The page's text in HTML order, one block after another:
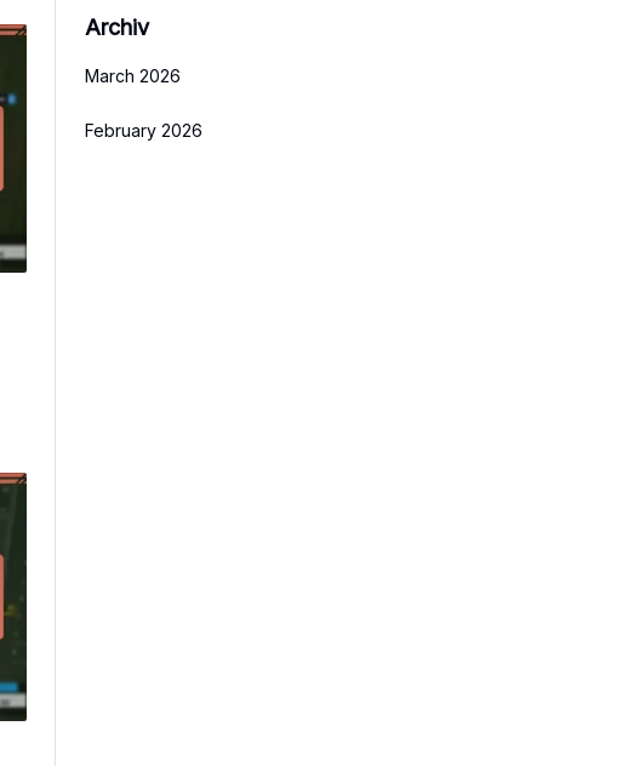
Archiv
March 2026
February 2026